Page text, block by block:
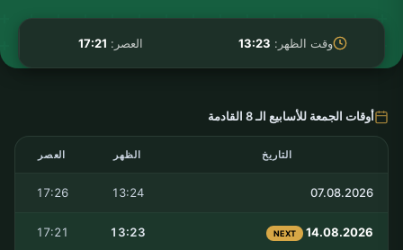
وقت الظهر: 13:23 العصر: 17:21
أوقات الجمعة للأسابيع الـ 8 القادمة
التاريخ الظهر العصر
07.08.2026
13:24
17:26
14.08.2026
NEXT
13:23
17:21